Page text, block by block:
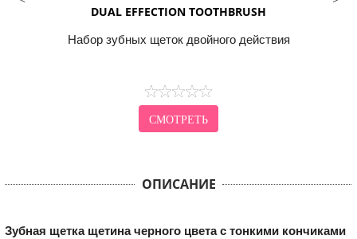
DUAL EFFECTION TOOTHBRUSH
Набор зубных щеток двойного действия
СМОТРЕТЬ
ОПИСАНИЕ
Зубная щетка щетина черного цвета с тонкими кончиками